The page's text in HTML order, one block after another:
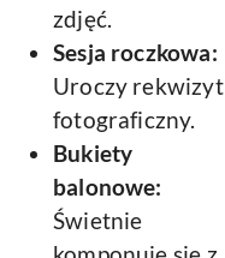
zdjęć.
Sesja roczkowa:
Uroczy rekwizyt
fotograficzny.
Bukiety
balonowe:
Świetnie